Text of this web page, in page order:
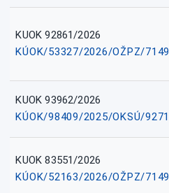
KUOK 92861/2026
KÚOK/53327/2026/OŽPZ/7149
KUOK 93962/2026
KÚOK/98409/2025/OKSÚ/9271
KUOK 83551/2026
KÚOK/52163/2026/OŽPZ/7149